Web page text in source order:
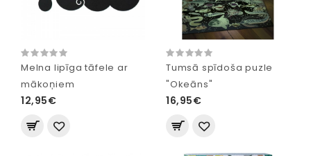
Melna lipīga tāfele ar
mākoņiem
12,95€
Tumsā spīdoša puzle
"Okeāns"
16,95€